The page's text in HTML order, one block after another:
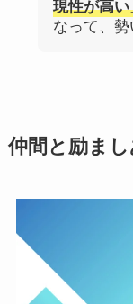
現性が高い
なって、勢
仲間と励ま